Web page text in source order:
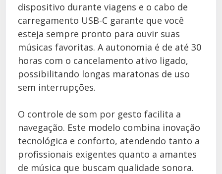
dispositivo durante viagens e o cabo de
carregamento USB-C garante que você
esteja sempre pronto para ouvir suas
músicas favoritas. A autonomia é de até 30
horas com o cancelamento ativo ligado,
possibilitando longas maratonas de uso
sem interrupções.
O controle de som por gesto facilita a
navegação. Este modelo combina inovação
tecnológica e conforto, atendendo tanto a
profissionais exigentes quanto a amantes
de música que buscam qualidade sonora.